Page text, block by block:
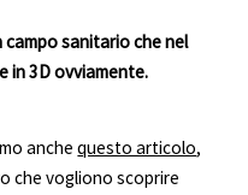
sanitario che nel
in 3D ovviamente.
anchequesto articolo,
che vogliono scoprire